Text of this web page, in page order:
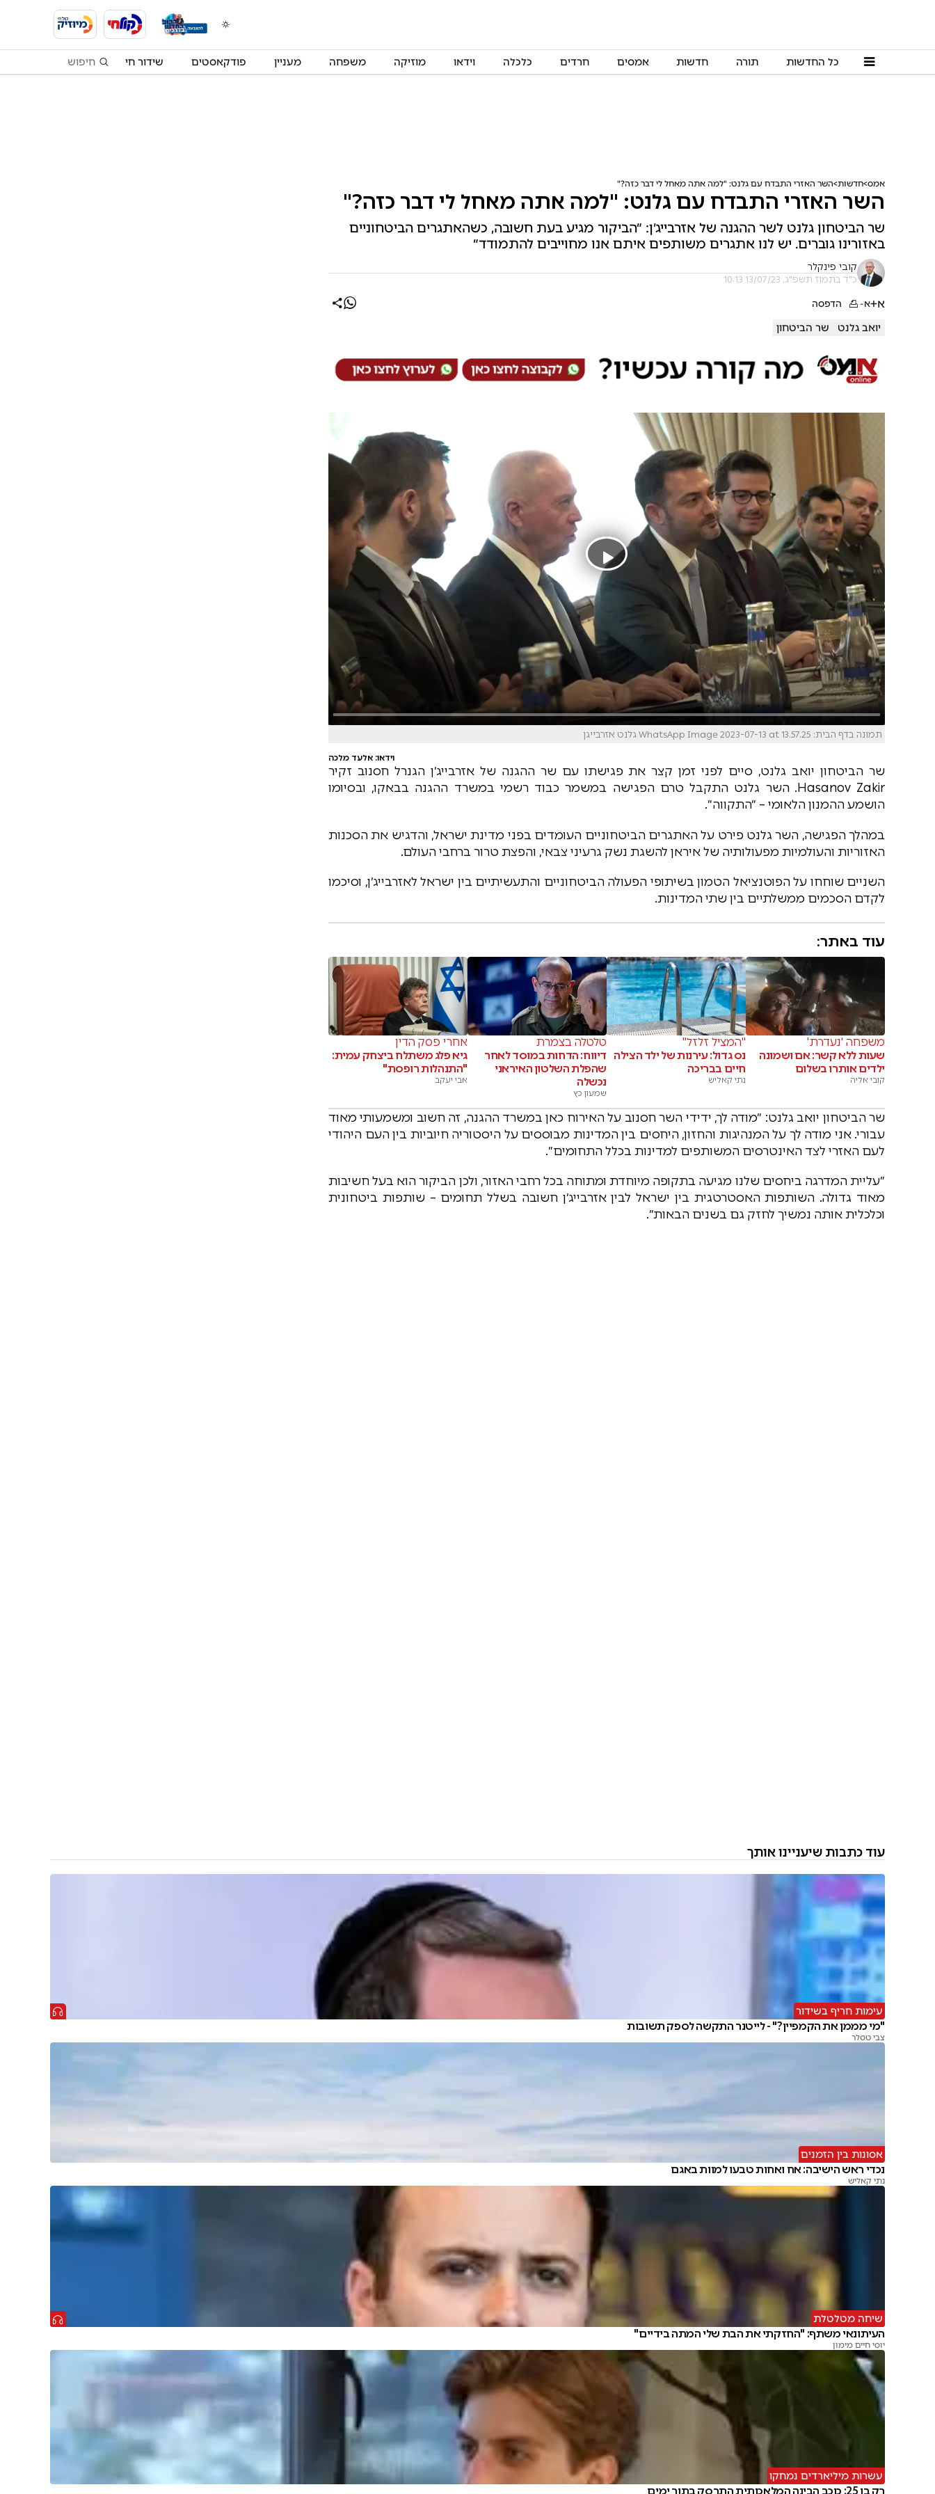
כל החדשות תורה חדשות אמסים חרדים כלכלה וידאו מוזיקה משפחה מעניין פודקאסטים שידור חי
אמס חדשות השר האזרי התבדח עם גלנט: "למה אתה מאחל לי דבר כזה?"
השר האזרי התבדח עם גלנט: "למה אתה מאחל לי דבר כזה?"
שר הביטחון גלנט לשר ההגנה של אזרבייג׳ן: ״הביקור מגיע בעת חשובה, כשהאתגרים הביטחוניים
באזורינו גוברים. יש לנו אתגרים משותפים איתם אנו מחוייבים להתמודד״
קובי פינקלר
כ"ד בתמוז תשפ"ג, 13/07/23 10:13
א+א- הדפסה
יואב גלנט שר הביטחון
תמונה בדף הבית: WhatsApp Image 2023-07-13 at 13.57.25 גלנט אזרבייגן
וידאו: אלעד מלכה
שר הביטחון יואב גלנט, סיים לפני זמן קצר את פגישתו עם שר ההגנה של אזרבייג׳ן הגנרל חסנוב זקיר
Hasanov Zakir. השר גלנט התקבל טרם הפגישה במשמר כבוד רשמי במשרד ההגנה בבאקו, ובסיומו
הושמע ההמנון הלאומי – ״התקווה״.
במהלך הפגישה, השר גלנט פירט על האתגרים הביטחוניים העומדים בפני מדינת ישראל, והדגיש את הסכנות
האזוריות והעולמיות מפעולותיה של איראן להשגת נשק גרעיני צבאי, והפצת טרור ברחבי העולם.
השניים שוחחו על הפוטנציאל הטמון בשיתופי הפעולה הביטחוניים והתעשיתיים בין ישראל לאזרבייג׳ן, וסיכמו
לקדם הסכמים ממשלתיים בין שתי המדינות.
עוד באתר:
משפחה 'נעדרת'
שעות ללא קשר: אם ושמונה
ילדים אותרו בשלום
קובי אליה
"המציל זלזל"
נס גדול: עירנות של ילד הצילה
חיים בבריכה
נתי קאליש
טלטלה בצמרת
דיווח: הדחות במוסד לאחר
שהפלת השלטון האיראני
נכשלה
שמעון כץ
אחרי פסק הדין
גיא פלג משתלח ביצחק עמית:
"התנהלות רופסת"
אבי יעקב
שר הביטחון יואב גלנט: ״מודה לך, ידידי השר חסנוב על האירוח כאן במשרד ההגנה, זה חשוב ומשמעותי מאוד
עבורי. אני מודה לך על המנהיגות והחזון, היחסים בין המדינות מבוססים על היסטוריה חיוביות בין העם היהודי
לעם האזרי לצד האינטרסים המשותפים למדינות בכלל התחומים״.
״עליית המדרגה ביחסים שלנו מגיעה בתקופה מיוחדת ומתוחה בכל רחבי האזור, ולכן הביקור הוא בעל חשיבות
מאוד גדולה. השותפות האסטרטגית בין ישראל לבין אזרבייג׳ן חשובה בשלל תחומים – שותפות ביטחונית
וכלכלית אותה נמשיך לחזק גם בשנים הבאות״.
עוד כתבות שיעניינו אותך
עימות חריף בשידור
"מי מממן את הקמפיין?" - לייטנר התקשה לספק תשובות
צבי טסלר
אסונות בין הזמנים
נכדי ראש הישיבה: אח ואחות טבעו למוות באגם
נתי קאליש
שיחה מטלטלת
העיתונאי משתף: "החזקתי את הבת שלי המתה בידיים"
יוסי חיים מימון
עשרות מיליארדים נמחקו
רק בן 25: כוכב הבינה המלאכותית התרסק בתוך ימים